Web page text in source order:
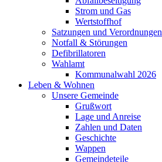
Strom und Gas
Wertstoffhof
Satzungen und Verordnungen
Notfall & Störungen
Defibrillatoren
Wahlamt
Kommunalwahl 2026
Leben & Wohnen
Unsere Gemeinde
Grußwort
Lage und Anreise
Zahlen und Daten
Geschichte
Wappen
Gemeindeteile